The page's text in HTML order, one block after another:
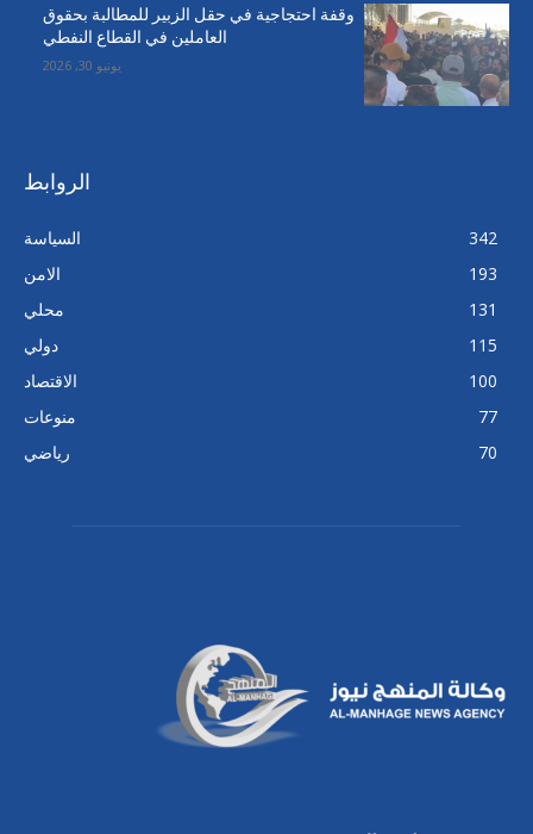
وقفة احتجاجية في حقل الزبير للمطالبة بحقوق
العاملين في القطاع النفطي
يونيو 30, 2026
الروابط
السياسة
342
الامن
193
محلي
131
دولي
115
الاقتصاد
100
منوعات
77
رياضي
70